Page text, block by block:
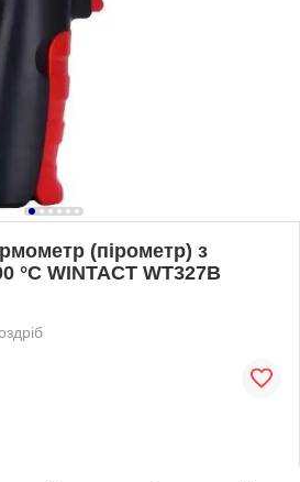
(пірометр) з
°C WINTACT WT327B